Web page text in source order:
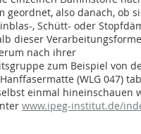
geordnet, also danach, ob
, Schütt- oder
dieser
nach ihrer
zum Beispiel von
(WLG 047)
einmal hineinschauen
www.ipeg-institut.de/